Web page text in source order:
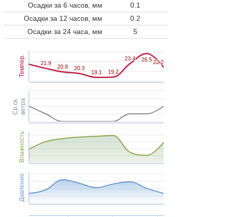
Осадки за 6 часов, мм
0.1
Осадки за 12 часов, мм
0.2
Осадки за 24 часа, мм
5
Темпер.
Ср.ск.ветра
Влажность
Давление
21.9
21.9
20.8
20.8 20.3
20.3
19.1
19.1 19.2
19.2
23.4
23.4 26.5
26.522.2
22.2